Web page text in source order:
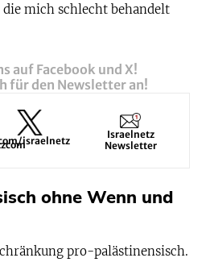
mich schlecht behandelt
auf Facebook und X!
für den Newsletter an!
israelnetz
Israelnetz
Newsletter
ohne Wenn und
pro-palästinensisch.